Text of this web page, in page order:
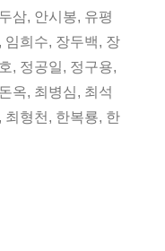
삼, 안시봉, 유평
, 임희수, 장두백, 장
, 정공일, 정구용,
옥, 최병심, 최석
, 최형천 , 한복룡, 한